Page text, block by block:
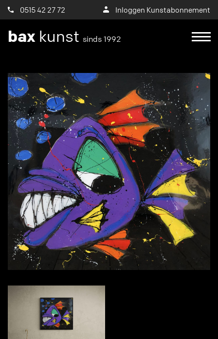
0515 42 27 72 Inloggen Kunstabonnement
bax kunst sinds 1992